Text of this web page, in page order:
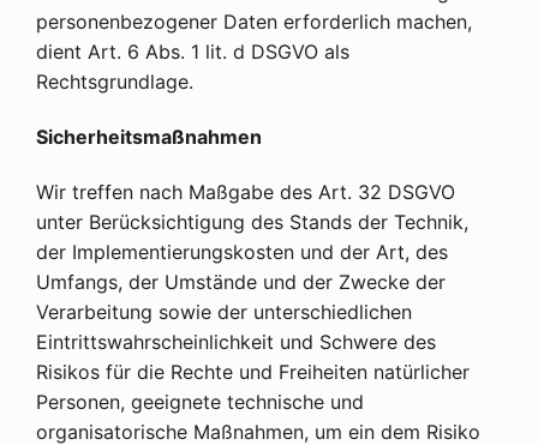
personenbezogener Daten erforderlich machen,
dient Art. 6 Abs. 1 lit. d DSGVO als
Rechtsgrundlage.
Sicherheitsmaßnahmen
Wir treffen nach Maßgabe des Art. 32 DSGVO
unter Berücksichtigung des Stands der Technik,
der Implementierungskosten und der Art, des
Umfangs, der Umstände und der Zwecke der
Verarbeitung sowie der unterschiedlichen
Eintrittswahrscheinlichkeit und Schwere des
Risikos für die Rechte und Freiheiten natürlicher
Personen, geeignete technische und
organisatorische Maßnahmen, um ein dem Risiko